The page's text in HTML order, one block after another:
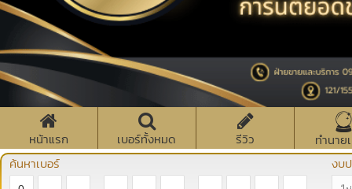
หน้าแรก เบอร์ทั้งหมด รีวิว
ทำนาย
ค้นหาเบอร์
งบ